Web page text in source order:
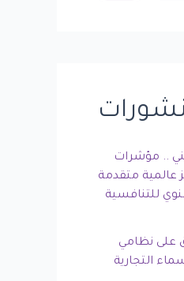
.. مؤشرات
عالمية متقدمة
للتنافسية
على نظامي
التجارية